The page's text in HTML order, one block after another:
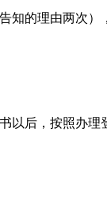
知的理由两次
以后，按照办